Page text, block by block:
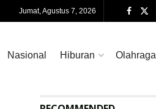
Jumat, Agustus 7, 2026
Nasional Hiburan Olahraga